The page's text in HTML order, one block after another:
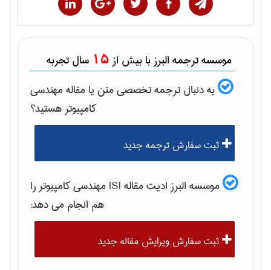
موسسه ترجمه البرز با بیش از 15 سال تجربه
به دنبال ترجمه تخصصی متن یا مقالهمهندسی
كامپيوترهستید؟
ثبت سفارش ترجمه جدید
موسسه البرز ادیت مقاله ISI مهندسی كامپيوتررا
هم انجام می دهد:
ثبت سفارش ویرایش مقاله جدید